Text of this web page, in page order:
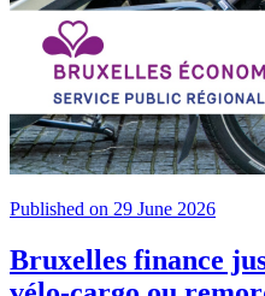
Published on 29 June 2026
Bruxelles finance